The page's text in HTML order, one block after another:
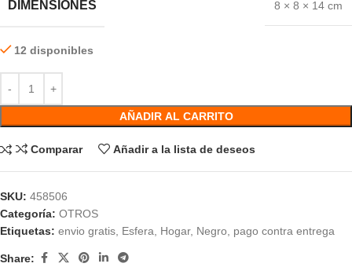
DIMENSIONES 8 × 8 × 14 cm
12 disponibles
AÑADIR AL CARRITO
Comparar Añadir a la lista de deseos
SKU: 458506
Categoría: OTROS
Etiquetas: envio gratis Esfera Hogar, Negro pago contra entrega
Share: